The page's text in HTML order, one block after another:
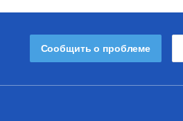
Сообщить о проблеме